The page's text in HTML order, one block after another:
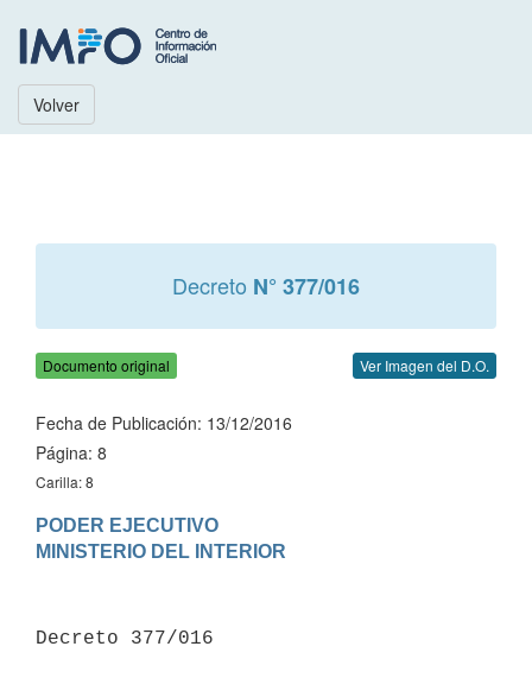
Volver
Decreto N° 377/016
Documento original Ver Imagen del D.O.
Fecha de Publicación: 13/12/2016
Página: 8
Carilla: 8
PODER EJECUTIVO
Decreto 377/016